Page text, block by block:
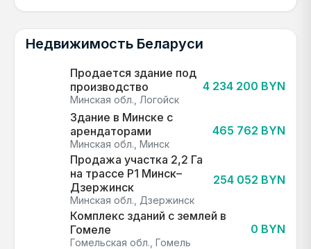
Недвижимость Беларуси
Продается здание под
производство
Минская обл., Логойск
4 234 200 BYN
Здание в Минске с
арендаторами
Минская обл., Минск
465 762 BYN
Продажа участка 2,2 Га
на трассе Р1 Минск–
Дзержинск
Минская обл., Дзержинск
254 052 BYN
Комплекс зданий с землей в
Гомеле
Гомельская обл., Гомель
0 BYN